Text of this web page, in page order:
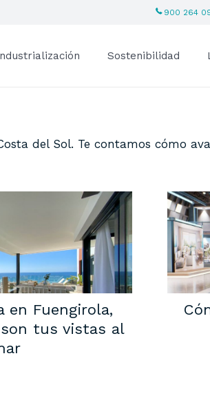
900 264
Sostenibilidad
del Sol. Te contamos cómo
en Fuengirola,
tus vistas al